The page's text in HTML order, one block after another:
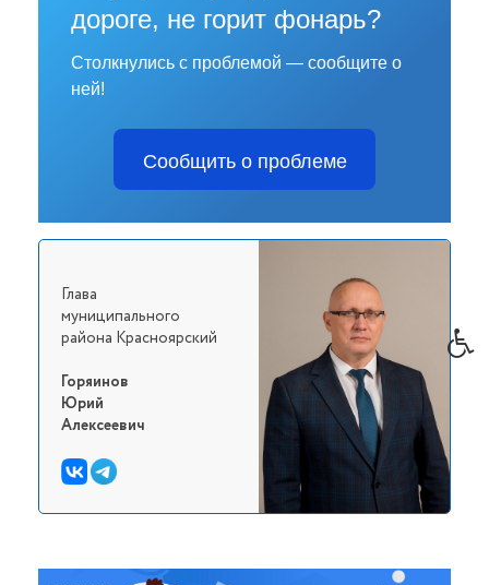
дороге, не горит фонарь?
Столкнулись с проблемой — сообщите о
ней!
Сообщить о проблеме
Глава
муниципального
района Красноярский
Горяинов
Юрий
Алексеевич